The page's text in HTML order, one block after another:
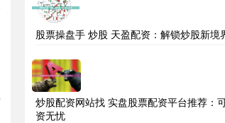
股票操盘手 炒股 天盈配资：解锁炒股新境
炒股配资网站找 实盘股票配资平台推荐：
资无忧